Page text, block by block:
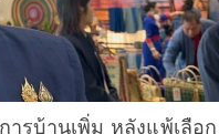
ารบ้านเพิ่ม หลังแพ้เลือก